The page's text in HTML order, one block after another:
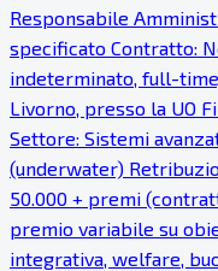
Responsabile
specificato Contratto:
indeterminato, full-
Livorno, presso la UO
Settore: Sistemi
(underwater)
50.000 + premi
premio variabile su
integrativa, welfare,